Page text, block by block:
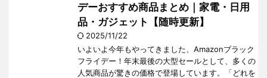
デーおすすめ商品まとめ｜家電・日用
品・ガジェット【随時更新】
2025/11/22
いよいよ今年もやってきました、Amazonブラック
フライデー！年末最後の大型セールとして、多くの
人気商品が驚きの価格で登場しています。「どれを